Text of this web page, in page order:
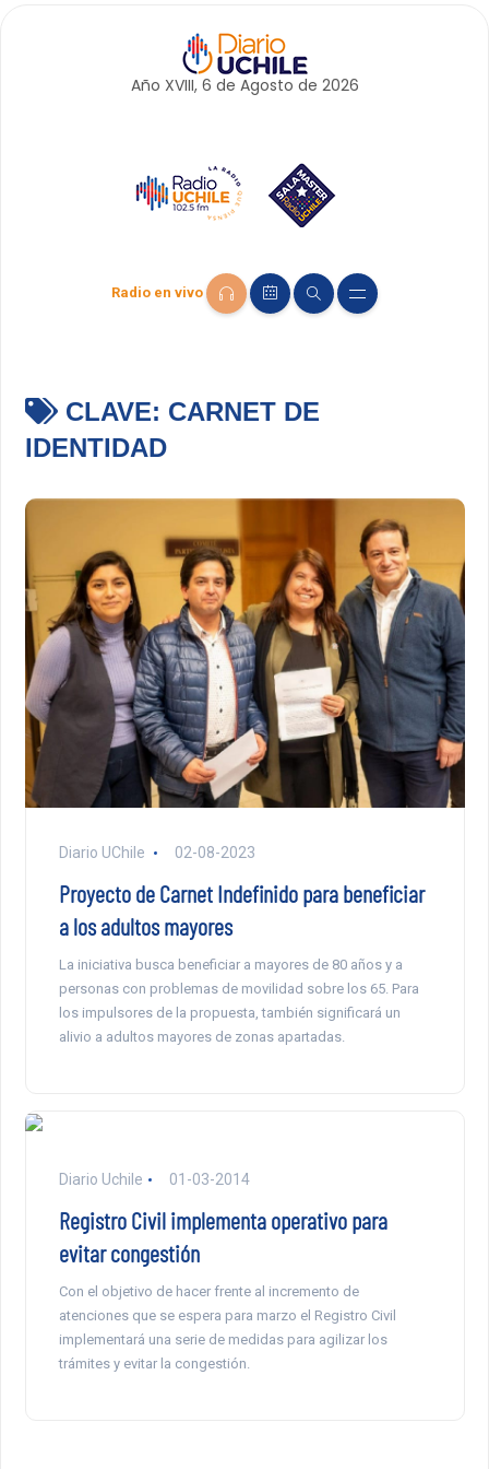
Año XVIII, 6 de Agosto de 2026
Radio en vivo
CLAVE: CARNET DE
IDENTIDAD
Diario UChile 02-08-2023
Proyecto de Carnet Indefinido para beneficiar
a los adultos mayores
La iniciativa busca beneficiar a mayores de 80 años y a
personas con problemas de movilidad sobre los 65. Para
los impulsores de la propuesta, también significará un
alivio a adultos mayores de zonas apartadas.
Diario Uchile 01-03-2014
Registro Civil implementa operativo para
evitar congestión
Con el objetivo de hacer frente al incremento de
atenciones que se espera para marzo el Registro Civil
implementará una serie de medidas para agilizar los
trámites y evitar la congestión.